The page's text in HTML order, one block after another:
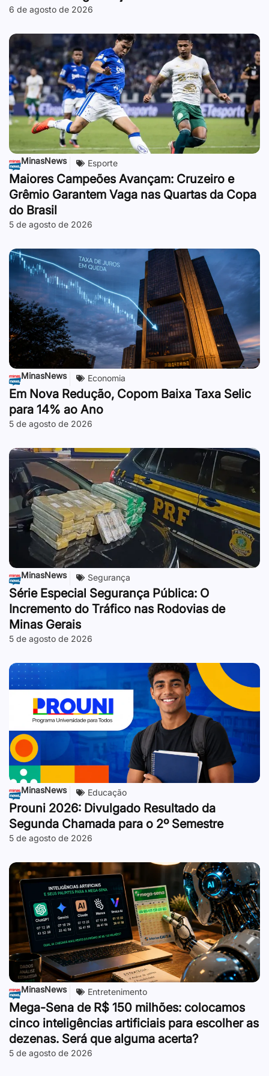
6 de agosto de 2026
MinasNews Esporte
Maiores Campeões Avançam: Cruzeiro e
Grêmio Garantem Vaga nas Quartas da Copa
do Brasil
5 de agosto de 2026
MinasNews Economia
Em Nova Redução, Copom Baixa Taxa Selic
para 14% ao Ano
5 de agosto de 2026
MinasNews Segurança
Série Especial Segurança Pública: O
Incremento do Tráfico nas Rodovias de
Minas Gerais
5 de agosto de 2026
MinasNews Educação
Prouni 2026: Divulgado Resultado da
Segunda Chamada para o 2º Semestre
5 de agosto de 2026
MinasNews Entretenimento
Mega-Sena de R$ 150 milhões: colocamos
cinco inteligências artificiais para escolher as
dezenas. Será que alguma acerta?
5 de agosto de 2026